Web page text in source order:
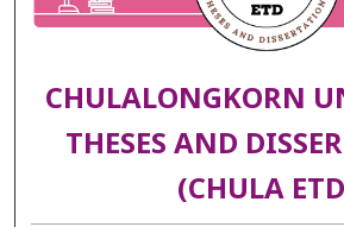
CHULALONGKORN
THESES AND
(CHULA